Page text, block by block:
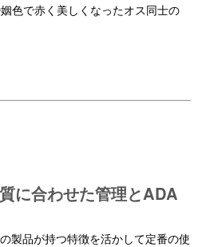
色で赤く美しくなったオス同士の
に合わせた管理とADA
製品が持つ特徴を活かして定番の使